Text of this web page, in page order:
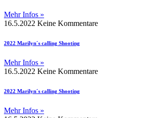
Mehr Infos »
16.5.2022 Keine Kommentare
2022 Marilyn´s calling Shooting
Mehr Infos »
16.5.2022 Keine Kommentare
2022 Marilyn´s calling Shooting
Mehr Infos »